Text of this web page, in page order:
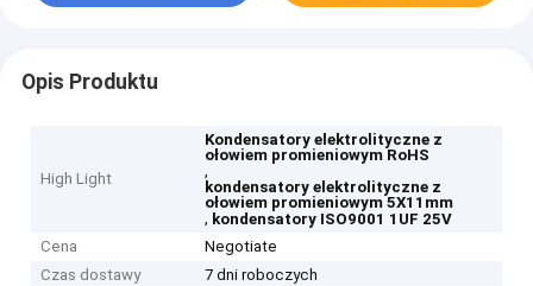
Opis Produktu
High Light
Kondensatory elektrolityczne z
ołowiem promieniowym RoHS
,
kondensatory elektrolityczne z
ołowiem promieniowym 5X11mm
, kondensatory ISO9001 1UF 25V
Cena
Negotiate
Czas dostawy
7 dni roboczych